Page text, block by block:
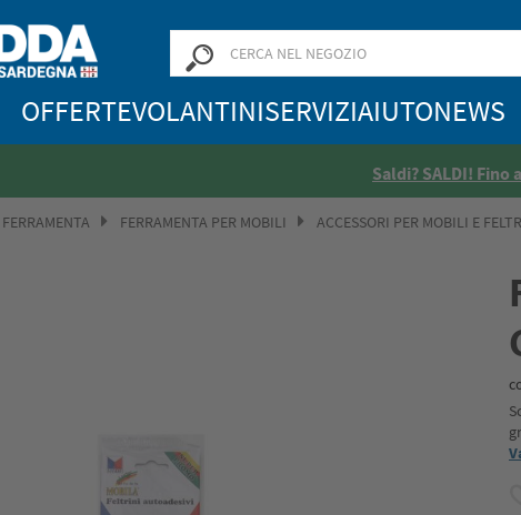
OFFERTEVOLANTINISERVIZIAIUTONEWS
FERRAMENTA FERRAMENTA PER MOBILI ACCESSORI PER MOBILI E